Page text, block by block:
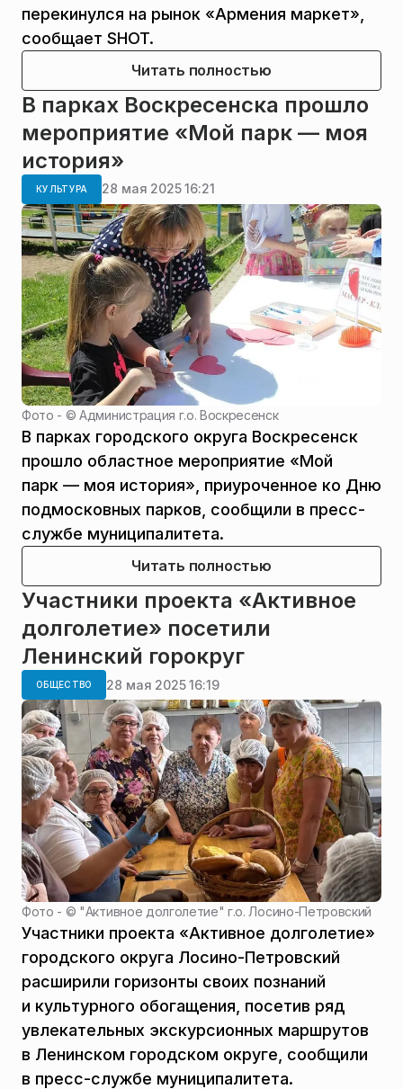
перекинулся на рынок «Армения маркет»,
сообщает SHOT.
Читать полностью
В парках Воскресенска прошло
мероприятие «Мой парк — моя
история»
КУЛЬТУРА 28 мая 2025 16:21
Фото - ©Администрация г.о. Воскресенск
В парках городского округа Воскресенск
прошло областное мероприятие «Мой
парк — моя история», приуроченное ко Дню
подмосковных парков, сообщили в пресс-
службе муниципалитета.
Читать полностью
Участники проекта «Активное
долголетие» посетили
Ленинский горокруг
ОБЩЕСТВО 28 мая 2025 16:19
Фото - © "Активное долголетие" г.о. Лосино-Петровский
Участники проекта «Активное долголетие»
городского округа Лосино-Петровский
расширили горизонты своих познаний
и культурного обогащения, посетив ряд
увлекательных экскурсионных маршрутов
в Ленинском городском округе, сообщили
в пресс-службе муниципалитета.